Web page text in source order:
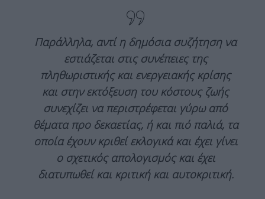
Παράλληλα, αντί η δημόσια συζήτηση να
εστιάζεται στις συνέπειες της
πληθωριστικής και ενεργειακής κρίσης
και στην εκτόξευση του κόστους ζωής
συνεχίζει να περιστρέφεται γύρω από
θέματα προ δεκαετίας, ή και πιό παλιά, τα
οποία έχουν κριθεί εκλογικά και έχει γίνει
ο σχετικός απολογισμός και έχει
διατυπωθεί και κριτική και αυτοκριτική.